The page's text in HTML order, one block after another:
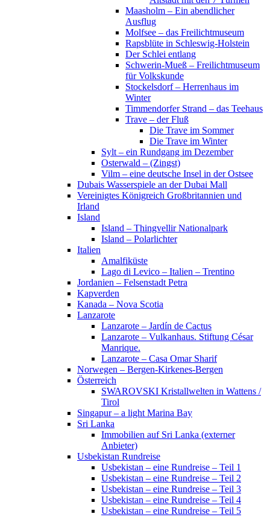
Maasholm – Ein abendlicher
Ausflug
Molfsee – das Freilichtmuseum
Rapsblüte in Schleswig-Holstein
Der Schlei entlang
Schwerin-Mueß – Freilichtmuseum
für Volkskunde
Stockelsdorf – Herrenhaus im
Winter
Timmendorfer Strand – das Teehaus
Trave – der Fluß
Die Trave im Sommer
Die Trave im Winter
Sylt – ein Rundgang im Dezember
Osterwald – (Zingst)
Vilm – eine deutsche Insel in der Ostsee
Dubais Wasserspiele an der Dubai Mall
Vereinigtes Königreich Großbritannien und
Irland
Island
Island – Thingvellir Nationalpark
Island – Polarlichter
Italien
Amalfiküste
Lago di Levico – Italien – Trentino
Jordanien – Felsenstadt Petra
Kapverden
Kanada – Nova Scotia
Lanzarote
Lanzarote – Jardín de Cactus
Lanzarote – Vulkanhaus. Stiftung César
Manrique.
Lanzarote – Casa Omar Sharif
Norwegen – Bergen-Kirkenes-Bergen
Österreich
SWAROVSKI Kristallwelten in Wattens /
Tirol
Singapur – a light Marina Bay
Sri Lanka
Immobilien auf Sri Lanka (externer
Anbieter)
Usbekistan Rundreise
Usbekistan – eine Rundreise – Teil 1
Usbekistan – eine Rundreise – Teil 2
Usbekistan – eine Rundreise – Teil 3
Usbekistan – eine Rundreise – Teil 4
Usbekistan – eine Rundreise – Teil 5